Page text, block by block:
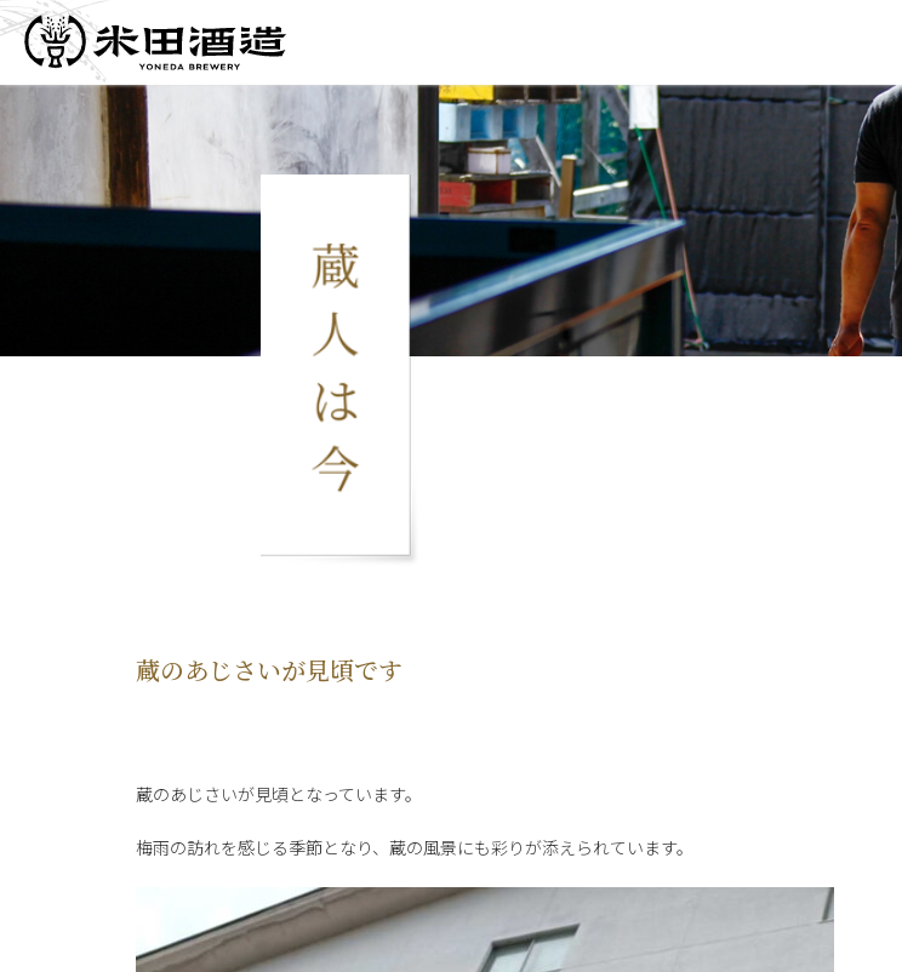
蔵のあじさいが見頃です
蔵のあじさいが見頃となっています。
梅雨の訪れを感じる季節となり、蔵の風景にも彩りが添えられています。